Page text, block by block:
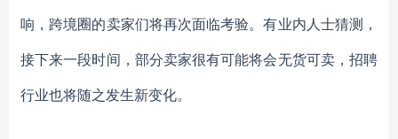
响，跨境圈的卖家们将再次面临考验。有业内人士猜测，
接下来一段时间，部分卖家很有可能将会无货可卖，招聘
行业也将随之发生新变化。